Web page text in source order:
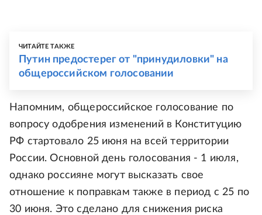
ЧИТАЙТЕ ТАКЖЕ
Путин предостерег от "принудиловки" на
общероссийском голосовании
Напомним, общероссийское голосование по
вопросу одобрения изменений в Конституцию
РФ стартовало 25 июня на всей территории
России. Основной день голосования - 1 июля,
однако россияне могут высказать свое
отношение к поправкам также в период с 25 по
30 июня. Это сделано для снижения риска